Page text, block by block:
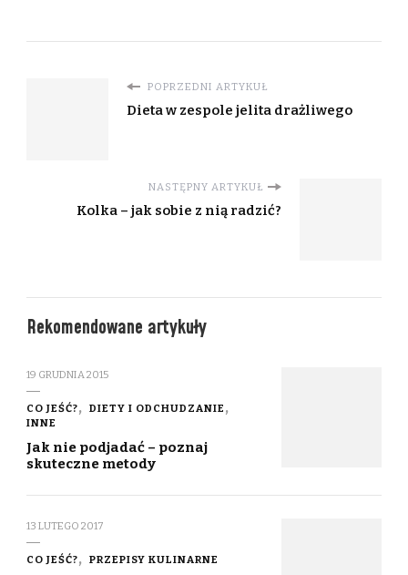
POPRZEDNI ARTYKUŁ
Dieta w zespole jelita drażliwego
NASTĘPNY ARTYKUŁ
Kolka – jak sobie z nią radzić?
Rekomendowane artykuły
19 GRUDNIA 2015
CO JEŚĆ?
DIETY I ODCHUDZANIE
INNE
Jak nie podjadać – poznaj
skuteczne metody
13 LUTEGO 2017
CO JEŚĆ? PRZEPISY KULINARNE